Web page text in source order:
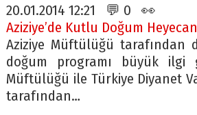
20.01.2014 12:21 💬 0 👀
Aziziye’de Kutlu Doğum
Aziziye Müftülüğü tarafından
doğum programı büyük
Müftülüğü ile Türkiye Diyanet
tarafından…